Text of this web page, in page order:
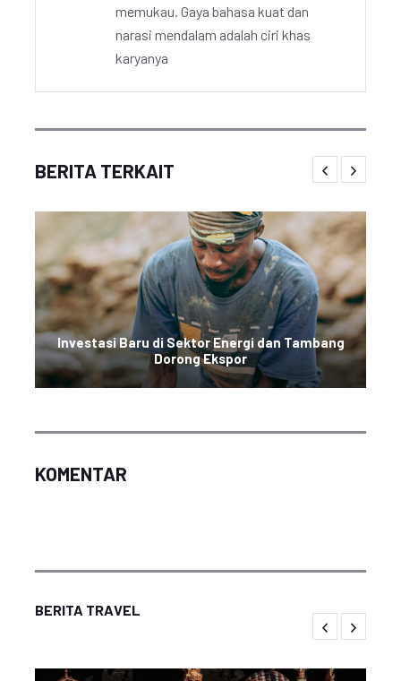
memukau. Gaya bahasa kuat dan
narasi mendalam adalah ciri khas
karyanya
BERITA TERKAIT
Investasi Baru di Sektor Energi dan Tambang
Dorong Ekspor
KOMENTAR
BERITA TRAVEL